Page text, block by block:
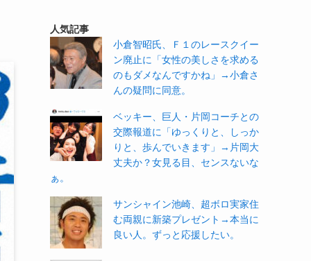
人気記事
小倉智昭氏、Ｆ１のレースクイー
ン廃止に「女性の美しさを求める
のもダメなんですかね」→小倉さ
んの疑問に同意。
ベッキー、巨人・片岡コーチとの
交際報道に「ゆっくりと、しっか
りと、歩んでいきます」→片岡大
丈夫か？女見る目、センスないな
ぁ。
サンシャイン池崎、超ボロ実家住
む両親に新築プレゼント→本当に
良い人。ずっと応援したい。